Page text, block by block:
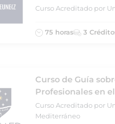
Curso Acreditado por
75 horas 3
Curso de Guía
Profesionales en
Curso Acreditado por
Mediterráneo